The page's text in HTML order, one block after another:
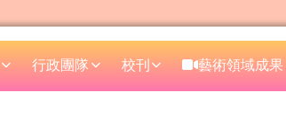
行政團隊 校刊 藝術領域成果